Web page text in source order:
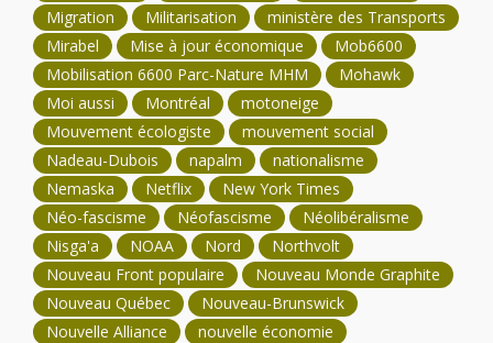
Migration
Militarisation
ministère des Transports
Mirabel
Mise à jour économique
Mob6600
Mobilisation 6600 Parc-Nature MHM
Mohawk
Moi aussi
Montréal
motoneige
Mouvement écologiste
mouvement social
Nadeau-Dubois
napalm
nationalisme
Nemaska
Netflix
New York Times
Néo-fascisme
Néofascisme
Néolibéralisme
Nisga'a
NOAA Nord
Northvolt
Nouveau Front populaire
Nouveau Monde Graphite
Nouveau Québec
Nouveau-Brunswick
Nouvelle Alliance
nouvelle économie